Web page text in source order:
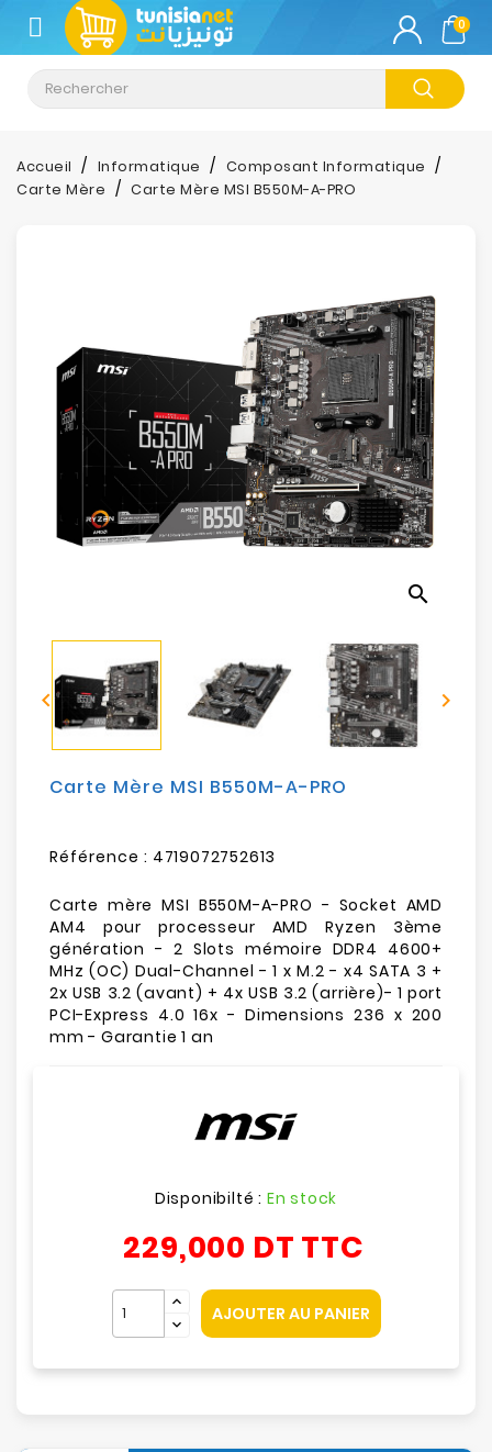
CATÉGORIE
Climatisation
Informatique
Stockage
Son-
Electroménager
Sécurité
Mobilités
0
Accueil Informatique
Composant Informatique
Carte Mère
Carte Mère MSI B550M-A-PRO
search
 
Carte Mère MSI B550M-A-PRO
Référence : 4719072752613
Carte mère MSI B550M-A-PRO - Socket AMD
AM4 pour processeur AMD Ryzen 3ème
génération - 2 Slots mémoire DDR4 4600+
MHz (OC) Dual-Channel - 1 x M.2 - x4 SATA 3 +
2x USB 3.2 (avant) + 4x USB 3.2 (arrière)- 1 port
PCI-Express 4.0 16x - Dimensions 236 x 200
mm - Garantie 1 an
Disponibilté : En stock
229,000 DT TTC
AJOUTER AU PANIER